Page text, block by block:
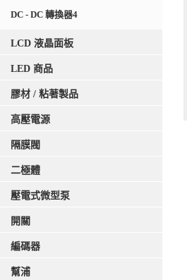
DC - DC 轉換器4
LCD 液晶面板
LED 商品
膠材 / 粘著製品
高壓電源
隔膜閥
二極體
壓電式微型泵
開關
編碼器
幫浦